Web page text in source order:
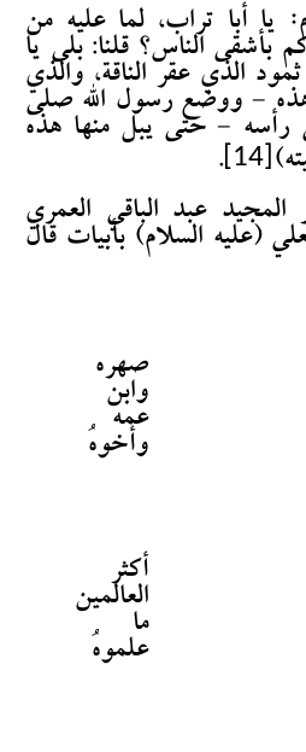
: يا أبا تراب، لما عليه من
بأشقى الناس؟ قلنا: بلى يا
الذي عقر الناقة، والذي
- ووضع رسول الله صلى
رأسه - حتى يبل منها هذه
.
المجيد عبد الباقي العمري
(عليه السلام) بأبيات قال
صهره
وابن
عمه
وأخوهُ
أكثر
العالمين
ما
علموهُ